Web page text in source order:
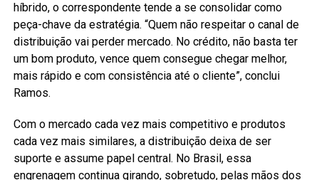
híbrido, o correspondente tende a se consolidar como
peça-chave da estratégia. “Quem não respeitar o canal de
distribuição vai perder mercado. No crédito, não basta ter
um bom produto, vence quem consegue chegar melhor,
mais rápido e com consistência até o cliente”, conclui
Ramos.
Com o mercado cada vez mais competitivo e produtos
cada vez mais similares, a distribuição deixa de ser
suporte e assume papel central. No Brasil, essa
engrenagem continua girando, sobretudo, pelas mãos dos